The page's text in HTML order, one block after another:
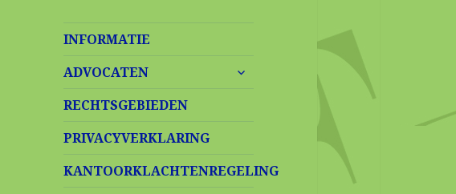
INFORMATIE
ADVOCATEN
child-
RECHTSGEBIEDEN
PRIVACYVERKLARING
KANTOORKLACHTENREGELING